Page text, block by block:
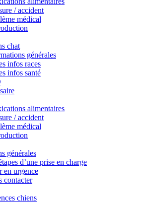
/ accident
médical
chat
générales
infos races
infos santé
alimentaires
/ accident
médical
générales
d’une prise en charge
en urgence
contacter
chiens